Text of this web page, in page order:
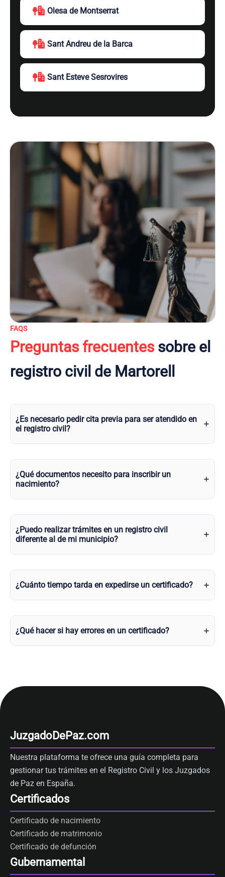
Olesa de Montserrat
Sant Andreu de la Barca
Sant Esteve Sesrovires
FAQS
Preguntas frecuentessobre el
registro civil de Martorell
¿Es necesario pedir cita previa para ser atendido en
el registro civil?
¿Qué documentos necesito para inscribir un
nacimiento?
¿Puedo realizar trámites en un registro civil
diferente al de mi municipio?
¿Cuánto tiempo tarda en expedirse un certificado?
¿Qué hacer si hay errores en un certificado?
JuzgadoDePaz.com
Nuestra plataforma te ofrece una guía completa para
gestionar tus trámites en el Registro Civil y los Juzgados
de Paz en España.
Certificados
Certificado de nacimiento
Certificado de matrimonio
Certificado de defunción
Gubernamental